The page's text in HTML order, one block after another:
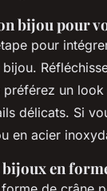
bijou pour
pour
préférez un
délicats. Si
en acier
en